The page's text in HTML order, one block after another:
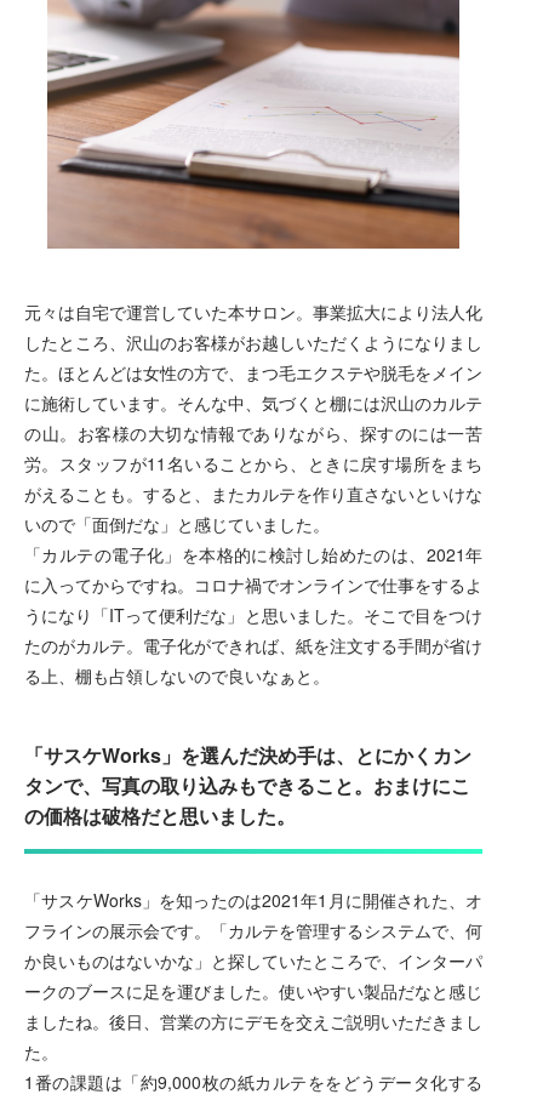
元々は自宅で運営していた本サロン。事業拡大により法人化
したところ、沢山のお客様がお越しいただくようになりまし
た。ほとんどは女性の方で、まつ毛エクステや脱毛をメイン
に施術しています。そんな中、気づくと棚には沢山のカルテ
の山。お客様の大切な情報でありながら、探すのには一苦
労。スタッフが11名いることから、ときに戻す場所をまち
がえることも。すると、またカルテを作り直さないといけな
いので「面倒だな」と感じていました。
「カルテの電子化」を本格的に検討し始めたのは、2021年
に入ってからですね。コロナ禍でオンラインで仕事をするよ
うになり「ITって便利だな」と思いました。そこで目をつけ
たのがカルテ。電子化ができれば、紙を注文する手間が省け
る上、棚も占領しないので良いなぁと。
「サスケWorks」を選んだ決め手は、とにかくカン
タンで、写真の取り込みもできること。おまけにこ
の価格は破格だと思いました。
「サスケWorks」を知ったのは2021年1月に開催された、オ
フラインの展示会です。「カルテを管理するシステムで、何
か良いものはないかな」と探していたところで、インターパ
ークのブースに足を運びました。使いやすい製品だなと感じ
ましたね。後日、営業の方にデモを交えご説明いただきまし
た。
1番の課題は「約9,000枚の紙カルテををどうデータ化する